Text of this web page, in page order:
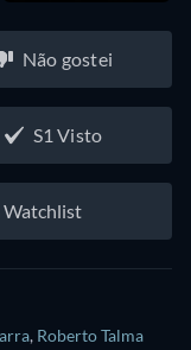
Não gostei
S1 Visto
Watchlist
, Roberto Talma